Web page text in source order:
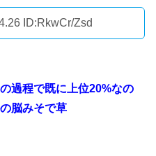
ID:RkwCr/Zsd
過程で既に上位20%なの
脳みそで草